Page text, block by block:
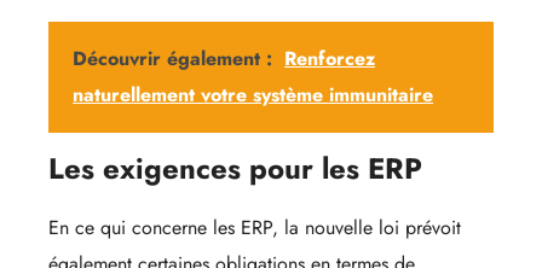
Découvrir également : Renforcez
naturellement votre système immunitaire
Les exigences pour les ERP
En ce qui concerne les ERP, la nouvelle loi prévoit